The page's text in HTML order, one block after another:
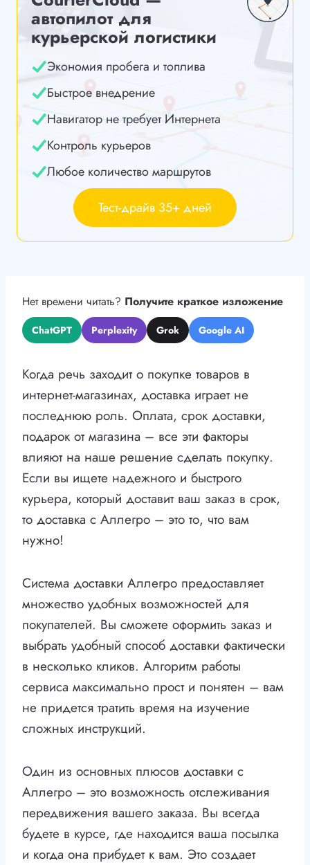
автопилот для
курьерской логистики
Экономия пробега и топлива
Быстрое внедрение
Навигатор не требует Интернета
Контроль курьеров
Любое количество маршрутов
Тест-драйв 35+ дней
Нет времени читать? Получите краткое изложение
ChatGPT Perplexity Grok Google AI
Когда речь заходит о покупке товаров в
интернет-магазинах, доставка играет не
последнюю роль. Оплата, срок доставки,
подарок от магазина – все эти факторы
влияют на наше решение сделать покупку.
Если вы ищете надежного и быстрого
курьера, который доставит ваш заказ в срок,
то доставка с Аллегро – это то, что вам
нужно!
Система доставки Аллегро предоставляет
множество удобных возможностей для
покупателей. Вы сможете оформить заказ и
выбрать удобный способ доставки фактически
в несколько кликов. Алгоритм работы
сервиса максимально прост и понятен – вам
не придется тратить время на изучение
сложных инструкций.
Один из основных плюсов доставки с
Аллегро – это возможность отслеживания
передвижения вашего заказа. Вы всегда
будете в курсе, где находится ваша посылка
и когда она прибудет к вам. Это создает